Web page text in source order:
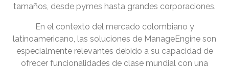
tamaños, desde pymes hasta grandes corporaciones.
En el contexto del mercado colombiano y
latinoamericano, las soluciones de ManageEngine son
especialmente relevantes debido a su capacidad de
ofrecer funcionalidades de clase mundial con una